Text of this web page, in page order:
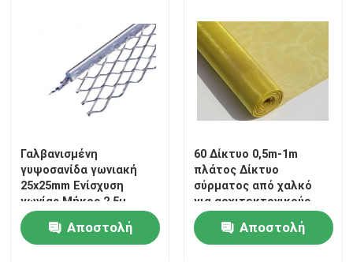
Γαλβανισμένη
γυψοσανίδα γωνιακή
25x25mm Ενίσχυση
γωνίας Μήκος 2,5μ
Προστασία άκρης
σοβατίσματος
γυψοσανίδας
Αποστολή
60 Δίκτυο 0,5m-1m
πλάτος Δίκτυο
σύρματος από χαλκό
για αρχιτεκτονικούς,
βιομηχανικούς,
χημικούς τομείς
Αποστολή